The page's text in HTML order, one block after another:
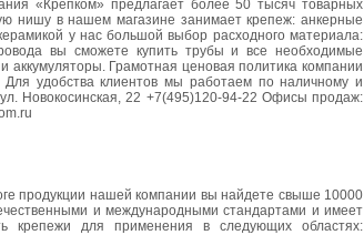
«Крепком» предлагает более 50 тысяч товарных
нишу в нашем магазине занимает крепеж: анкерные
у нас большой выбор расходного материала:
вы сможете купить трубы и все необходимые
аккумуляторы. Грамотная ценовая политика компании
удобства клиентов мы работаем по наличному и
Новокосинская, 22 +7(495)120-94-22 Офисы продаж:
продукции нашей компании вы найдете свыше 10000
и международными стандартами и имеет
крепежи для применения в следующих областях: